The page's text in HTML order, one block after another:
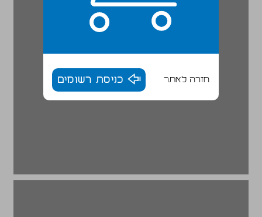
חזרה לאתר כניסת רשומים